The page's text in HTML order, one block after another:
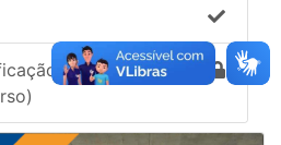
(Disponível